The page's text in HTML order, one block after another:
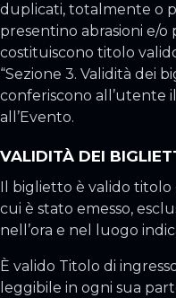
duplicati, totalmente o
presentino abrasioni e/o
costituiscono titolo
“Sezione 3. Validità dei
conferiscono all’utente
all’Evento.
VALIDITÀ DEI
Il biglietto è valido titolo
cui è stato emesso,
nell’ora e nel luogo
È valido Titolo di
leggibile in ogni sua